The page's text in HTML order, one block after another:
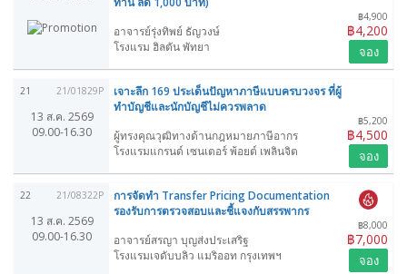
฿4,900
฿4,200
อาจารย์รุ่งทิพย์ ธัญวงษ์
โรงแรม ฮิลตัน พัทยา
จอง
21 21/01829P
13 ส.ค. 2569
09.00-16.30
เจาะลึก 169 ประเด็นปัญหาภาษีแบบครบวงจร ที่ผู้
ทำบัญชีและนักบัญชีไม่ควรพลาด
฿5,200
฿4,500
ผู้ทรงคุณวุฒิทางด้านกฎหมายภาษีอากร
โรงแรมแกรนด์ เซนเตอร์ พ้อยต์ เพลินจิต
จอง
22 21/08322P
13 ส.ค. 2569
09.00-16.30
การจัดทำ Transfer Pricing Documentation
รองรับการตรวจสอบและชี้แจงกับสรรพากร
฿8,000
฿7,000
อาจารย์สรญา บุญส่งประเสริฐ
โรงแรมเจดับบลิว แมริออท กรุงเทพฯ
จอง